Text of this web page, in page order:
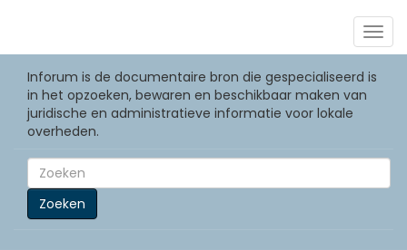
Inforum is de documentaire bron die gespecialiseerd is
in het opzoeken, bewaren en beschikbaar maken van
juridische en administratieve informatie voor lokale
overheden.
Zoeken